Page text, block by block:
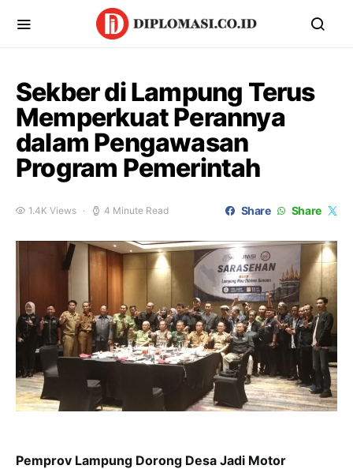
Sekber di Lampung Terus
Memperkuat Perannya
dalam Pengawasan
Program Pemerintah
1.4K Views 4 Minute Read Share Share
Pemprov Lampung Dorong Desa Jadi Motor